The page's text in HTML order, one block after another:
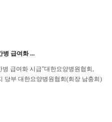
병 급여화 ...
급여화 시급”대한요양병원협회,
당부 대한요양병원협회(회장 남충희)
에 수차례 기저귀...